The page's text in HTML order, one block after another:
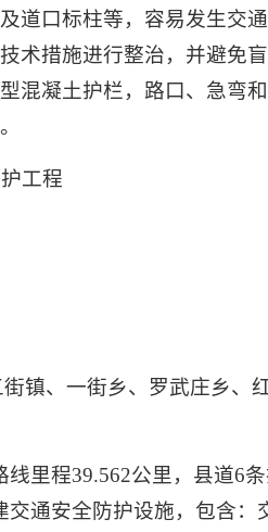
道口标柱等，容易发生交
术措施进行整治，并避免
混凝土护栏，路口、急弯
工程
镇、一街乡、罗武庄乡、
里程39.562公里，县道6
通安全防护设施，包含：